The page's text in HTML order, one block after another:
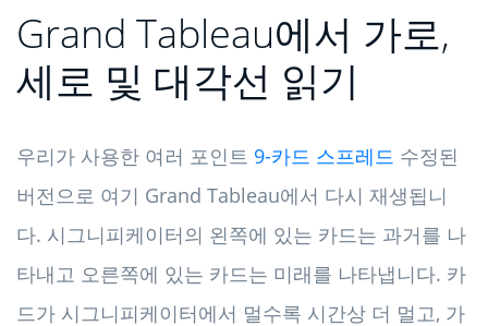
Grand Tableau에서 가로,
세로 및 대각선 읽기
우리가 사용한 여러 포인트 9-카드 스프레드 수정된
버전으로 여기 Grand Tableau에서 다시 재생됩니
다. 시그니피케이터의 왼쪽에 있는 카드는 과거를 나
타내고 오른쪽에 있는 카드는 미래를 나타냅니다. 카
드가 시그니피케이터에서 멀수록 시간상 더 멀고, 가